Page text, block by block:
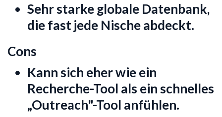
Sehr starke globale Datenbank,
die fast jede Nische abdeckt.
Cons
Kann sich eher wie ein
Recherche-Tool als ein schnelles
„Outreach"-Tool anfühlen.